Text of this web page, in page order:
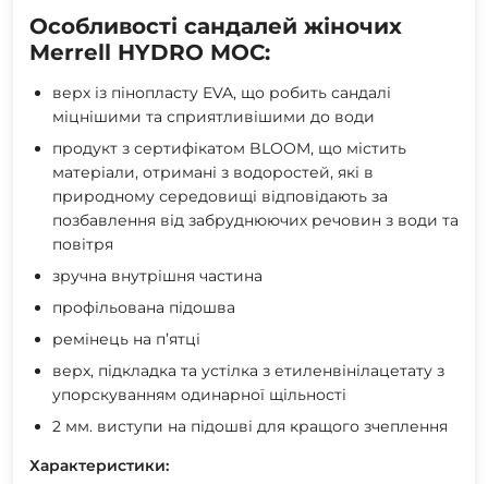
Особливості сандалей жіночих
Merrell HYDRO MOC:
верх із пінопласту EVA, що робить сандалі
міцнішими та сприятливішими до води
продукт з сертифікатом BLOOM, що містить
матеріали, отримані з водоростей, які в
природному середовищі відповідають за
позбавлення від забруднюючих речовин з води та
повітря
зручна внутрішня частина
профільована підошва
ремінець на п’ятці
верх, підкладка та устілка з етиленвінілацетату з
упорскуванням одинарної щільності
2 мм. виступи на підошві для кращого зчеплення
Характеристики: